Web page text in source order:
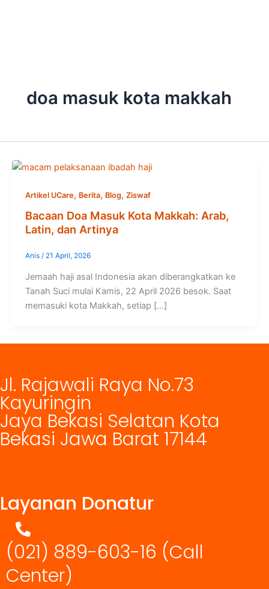
doa masuk kota makkah
Artikel UCare, Berita, Blog, Ziswaf
Bacaan Doa Masuk Kota Makkah: Arab,
Latin, dan Artinya
Anis / 21 April, 2026
Jemaah haji asal Indonesia akan diberangkatkan ke
Tanah Suci mulai Kamis, 22 April 2026 besok. Saat
memasuki kota Makkah, setiap […]
Jl. Rajawali Raya No.73
Kayuringin
Jaya Bekasi Selatan Kota
Bekasi Jawa Barat 17144
Layanan Donatur
(021) 889-603-16 (Call
Center)